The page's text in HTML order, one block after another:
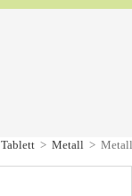
Tablett > Metall >